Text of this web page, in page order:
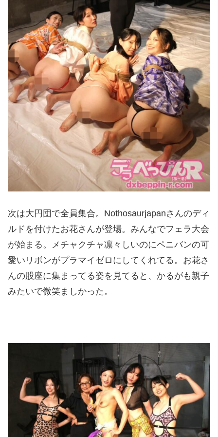
次は大円団で全員集合。Nothosaurjapanさんのディ
ルドを付けたお花さんが登場。みんなでフェラ大会
が始まる。メチャクチャ凛々しいのにペニバンの可
愛いリボンがプラマイゼロにしてくれてる。お花さ
んの股座に集まってる姿を見てると、かるがも親子
みたいで微笑ましかった。